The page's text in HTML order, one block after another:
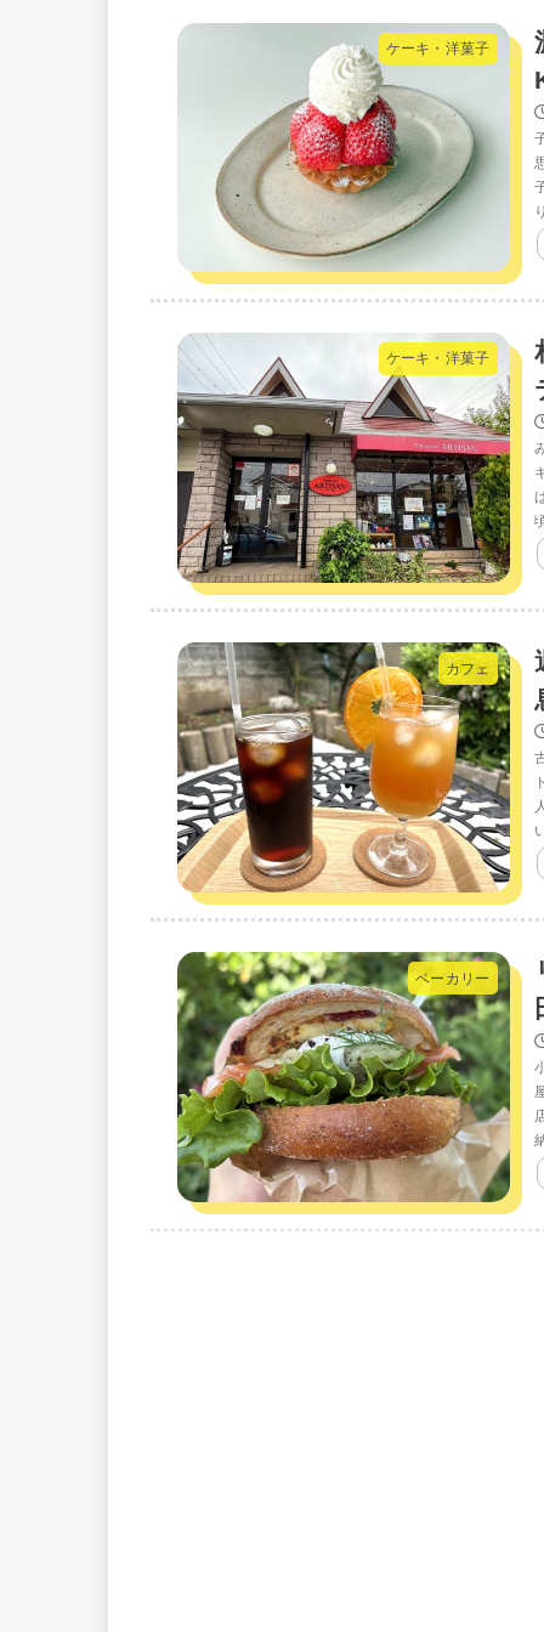
ケーキ・洋菓子
ケーキ・洋菓子
カフェ
ベーカリー